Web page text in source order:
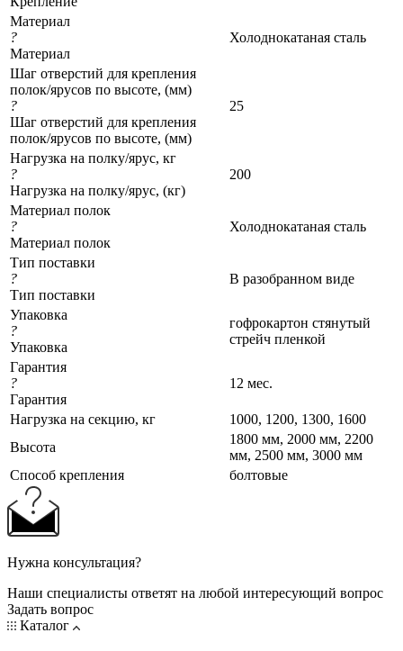
Материал
?
Материал
Холоднокатаная сталь
Шаг отверстий для крепления
полок/ярусов по высоте, (мм)
?
Шаг отверстий для крепления
полок/ярусов по высоте, (мм)
25
Нагрузка на полку/ярус, кг
?
Нагрузка на полку/ярус, (кг)
200
Материал полок
?
Материал полок
Холоднокатаная сталь
Тип поставки
?
Тип поставки
В разобранном виде
Упаковка
?
Упаковка
гофрокартон стянутый
стрейч пленкой
Гарантия
?
Гарантия
12 мес.
Нагрузка на секцию, кг
1000, 1200, 1300, 1600
Высота
1800 мм, 2000 мм, 2200
мм, 2500 мм, 3000 мм
Cпособ крепления
болтовые
Нужна консультация?
Наши специалисты ответят на любой интересующий вопрос
Задать вопрос
Каталог